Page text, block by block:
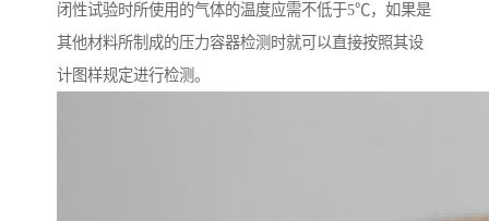
闭性试验时所使用的气体的温度应需不低于5℃，如果是
其他材料所制成的压力容器检测时就可以直接按照其设
计图样规定进行检测。